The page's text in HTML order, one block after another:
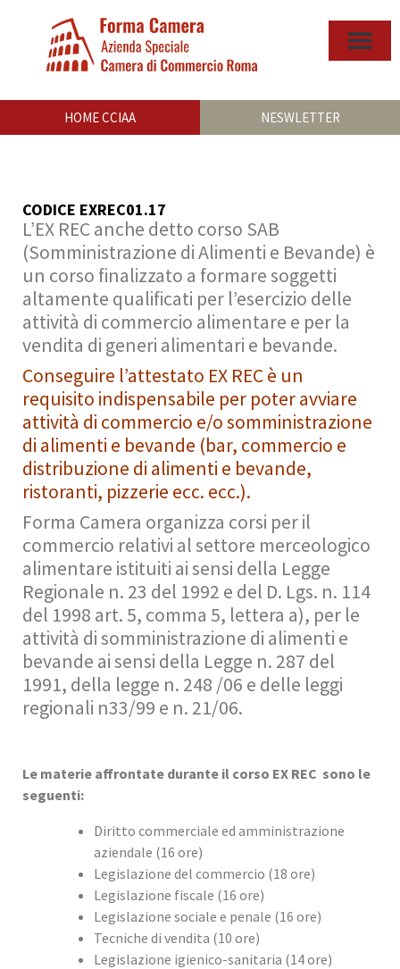
HOME CCIAA NESWLETTER
CODICE EXREC01.17
L’EX REC anche detto corso SAB
(Somministrazione di Alimenti e Bevande) è
un corso finalizzato a formare soggetti
altamente qualificati per l’esercizio delle
attività di commercio alimentare e per la
vendita di generi alimentari e bevande.
Conseguire l’attestato EX REC è un
requisito indispensabile per poter avviare
attività di commercio e/o somministrazione
di alimenti e bevande (bar, commercio e
distribuzione di alimenti e bevande,
ristoranti, pizzerie ecc. ecc.).
Forma Camera organizza corsi per il
commercio relativi al settore merceologico
alimentare istituiti ai sensi della Legge
Regionale n. 23 del 1992 e del D. Lgs. n. 114
del 1998 art. 5, comma 5, lettera a), per le
attività di somministrazione di alimenti e
bevande ai sensi della Legge n. 287 del
1991, della legge n. 248 /06 e delle leggi
regionali n33/99 e n. 21/06.
Le materie affrontate durante il corso EX REC sono le
seguenti:
Diritto commerciale ed amministrazione
aziendale (16 ore)
Legislazione del commercio (18 ore)
Legislazione fiscale (16 ore)
Legislazione sociale e penale (16 ore)
Tecniche di vendita (10 ore)
Legislazione igienico-sanitaria (14 ore)